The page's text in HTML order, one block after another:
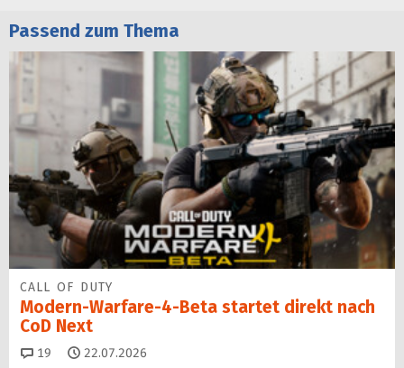
Passend zum Thema
CALL OF DUTY
Modern-Warfare-4-Beta startet direkt nach
CoD Next
19 Kommentare
22.07.2026